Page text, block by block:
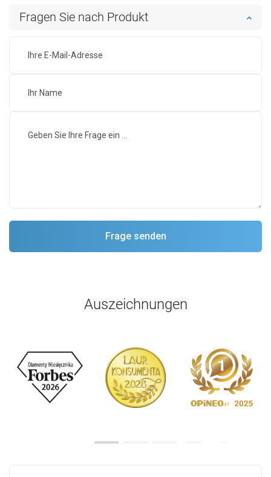
Fragen Sie nach Produkt
Auszeichnungen